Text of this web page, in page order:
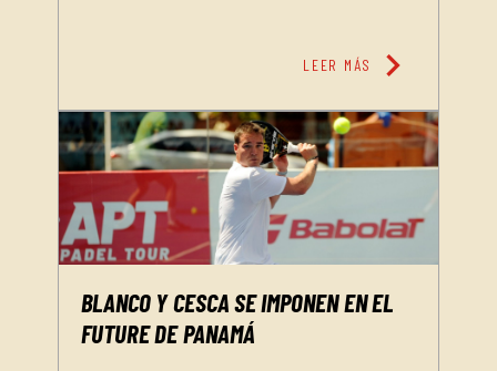
LEER MÁS chevron_right
BLANCO Y CESCA SE IMPONEN EN EL
FUTURE DE PANAMÁ